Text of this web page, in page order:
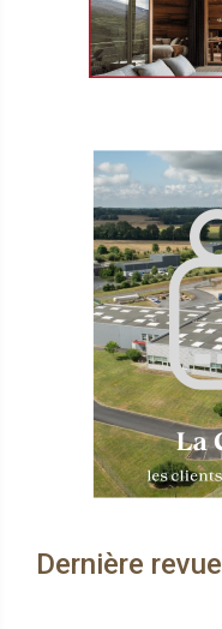
Dernière revue